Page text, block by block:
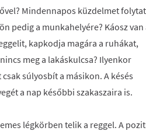
Mindennapos küzdelmet folytat
pedig a munkahelyére? Káosz van
kapkodja magára a ruhákat,
meg a lakáskulcsa? Ilyenkor
súlyosbít a másikon. A késés
a nap későbbi szakaszaira is.
légkörben telik a reggel. A